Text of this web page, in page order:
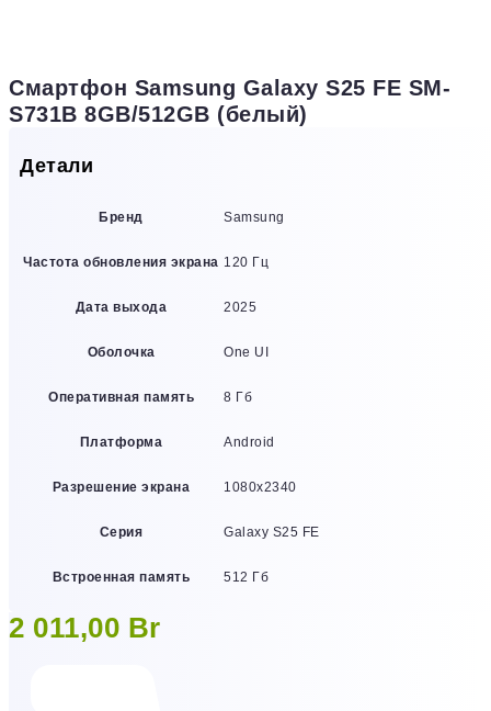
Смартфон Samsung Galaxy S25 FE SM-
S731B 8GB/512GB (белый)
Детали
Бренд Samsung
Частота обновления экрана 120 Гц
Дата выхода 2025
Оболочка One UI
Оперативная память 8 Гб
Платформа Android
Разрешение экрана 1080х2340
Серия Galaxy S25 FE
Встроенная память 512 Гб
2 011,00 Br